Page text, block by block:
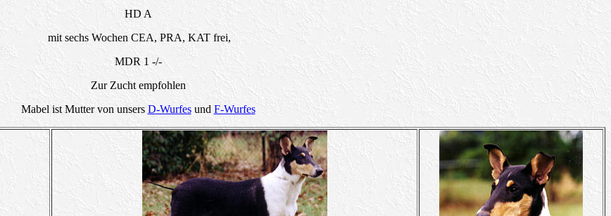
HD A
mit sechs Wochen CEA, PRA, KAT frei,
MDR 1 -/-
Zur Zucht empfohlen
Mabel ist Mutter von unsersD-Wurfesund F-Wurfes